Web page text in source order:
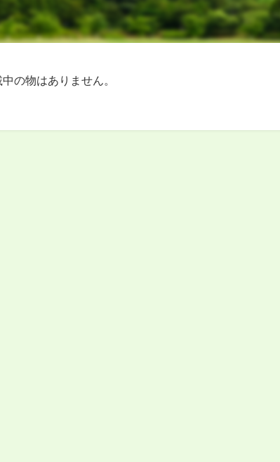
の物はありません。